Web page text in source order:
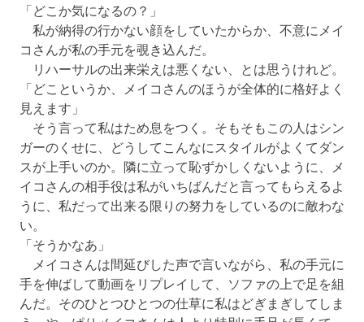
「どこか気になるの？」
私が納得の行かない顔をしていたからか、不意にメイ
コさんが私の手元を覗き込んだ。
リハーサルの出来栄えは悪くない、とは思うけれど。
「どこというか、メイコさんのほうが全体的に格好よく
見えます」
そう言って私はため息をつく。そもそもこの人はシン
ガーのくせに、どうしてこんなにスタイルがよくてダン
スが上手いのか。隣に立って恥ずかしくないように、メ
イコさんの相手役は私がいちばんだと言ってもらえるよ
うに、私だって出来る限りの努力をしているのに敵わな
い。
「そうかなあ」
メイコさんは間延びした声で言いながら、私の手元に
手を伸ばして動画をリプレイして、ソファの上で足を組
んだ。そのひとつひとつの仕草に私はどぎまぎしてしま